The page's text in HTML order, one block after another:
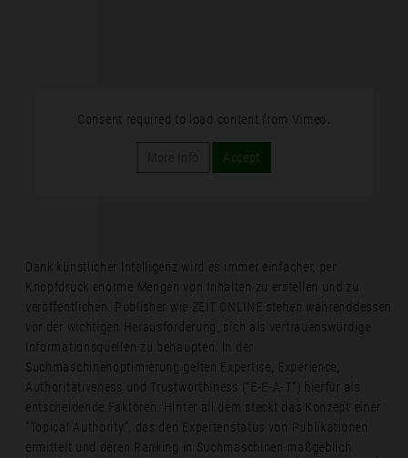
Consent required to load content from Vimeo.
Accept
Dank künstlicher Intelligenz wird es immer einfacher, per
Knopfdruck enorme Mengen von Inhalten zu erstellen und zu
veröffentlichen. Publisher wie ZEIT ONLINE stehen währenddessen
vor der wichtigen Herausforderung, sich als vertrauenswürdige
Informationsquellen zu behaupten. In der
Suchmaschinenoptimierung gelten Expertise, Experience,
Authoritativeness und Trustworthiness (“E-E-A-T”) hierfür als
entscheidende Faktoren. Hinter all dem steckt das Konzept einer
“Topical Authority”, das den Expertenstatus von Publikationen
ermittelt und deren Ranking in Suchmaschinen maßgeblich